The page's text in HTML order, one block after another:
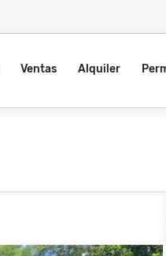
Ventas Alquiler